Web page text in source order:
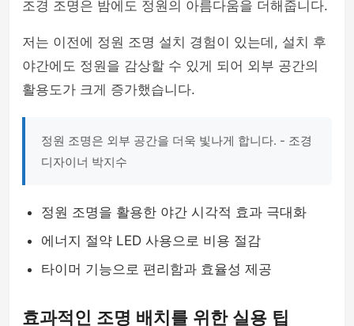
조경 조명은 밤에도 정원의 아름다움을 더해줍니다.
저는 이전에 정원 조명 설치 경험이 있는데, 설치 후
야간에도 정원을 감상할 수 있게 되어 외부 공간의
활용도가 크게 증가했습니다.
정원 조명은 외부 공간을 더욱 빛나게 합니다. - 조경
디자이너 박지수
정원 조명을 활용한 야간 시각적 효과 극대화
에너지 절약 LED 사용으로 비용 절감
타이머 기능으로 편리함과 효율성 제공
효과적인 조명 배치를 위한 실용 팁